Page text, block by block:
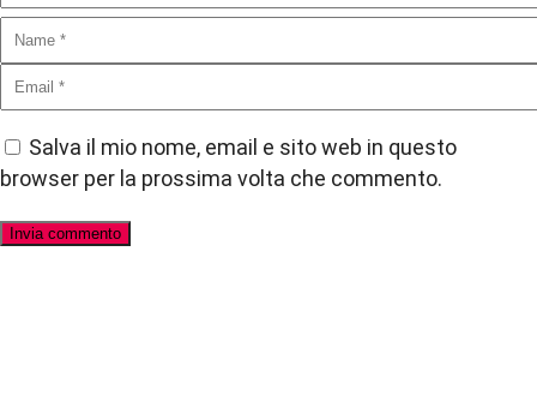
Salva il mio nome, email e sito web in questo
browser per la prossima volta che commento.